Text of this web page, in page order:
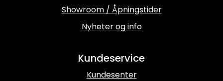
Showroom / Åpningstider
Nyheter og info
Kundeservice
Kundesenter